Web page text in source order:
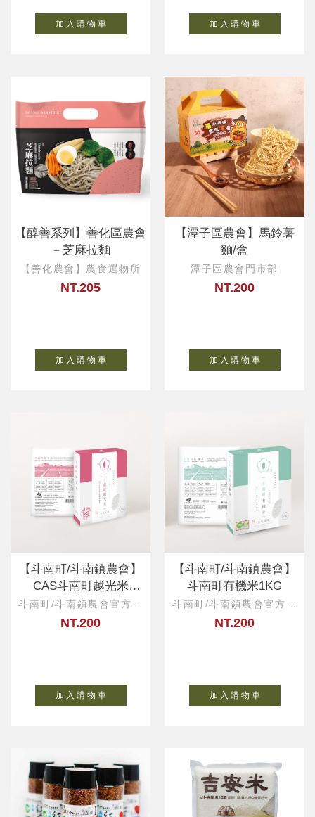
加 入 購 物 車 加 入 購 物 車
【醇善系列】善化區農會
－芝麻拉麵
【善化農會】農食選物所
NT.205
加 入 購 物 車
【潭子區農會】馬鈴薯
麵/盒
潭子區農會門市部
NT.200
加 入 購 物 車
【斗南町/斗南鎮農會】
CAS斗南町越光米
1KG(一等米)
斗南町/斗南鎮農會官方直
營
NT.200
加 入 購 物 車
【斗南町/斗南鎮農會】
斗南町有機米1KG
斗南町/斗南鎮農會官方直
營
NT.200
加 入 購 物 車